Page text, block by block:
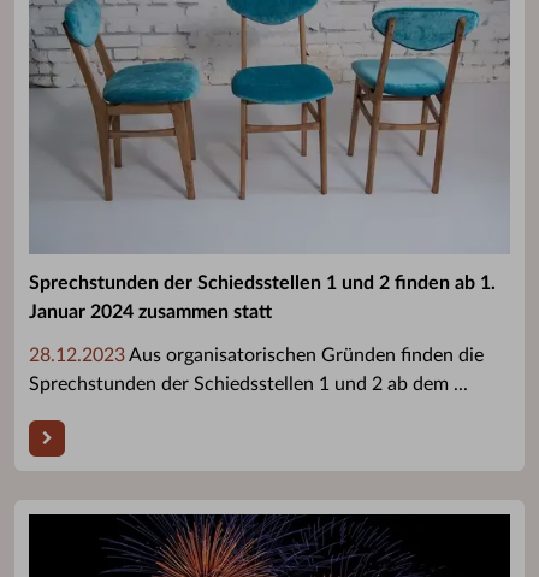
Sprechstunden der Schiedsstellen 1 und 2 finden ab 1.
Januar 2024 zusammen statt
28.12.2023Aus organisatorischen Gründen finden die
Sprechstunden der Schiedsstellen 1 und 2 ab dem ...